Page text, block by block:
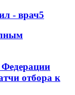
- врач5
отбора к